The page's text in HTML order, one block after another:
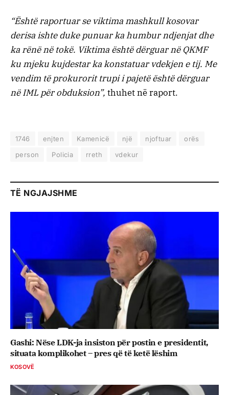
“Është raportuar se viktima mashkull kosovar
derisa ishte duke punuar ka humbur ndjenjat dhe
ka rënë në tokë. Viktima është dërguar në QKMF
ku mjeku kujdestar ka konstatuar vdekjen e tij. Me
vendim të prokurorit trupi i pajetë është dërguar
në IML për obduksion”, thuhet në raport.
1746 enjten Kamenicë një njoftuar
orës
person
Policia rreth vdekur
TË NGJAJSHME
Gashi: Nëse LDK-ja insiston për postin e presidentit,
situata komplikohet – pres që të ketë lëshim
KOSOVË